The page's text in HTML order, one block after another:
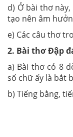
d) Ở bài thơ
tạo nên âm
e) Các câu thơ
2. Bài thơ Đập
a) Bài thơ có 8
số chữ ấy là bắt
b) Tiếng bằng,